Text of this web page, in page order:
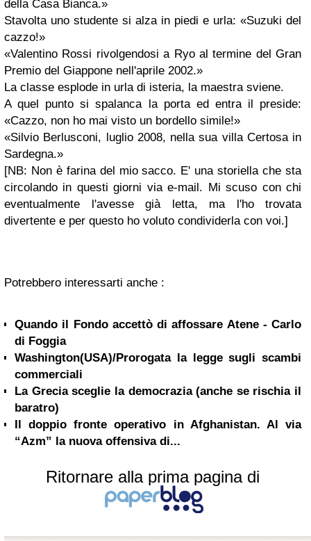
della Casa Bianca.»
Stavolta uno studente si alza in piedi e urla: «Suzuki del
cazzo!»
«Valentino Rossi rivolgendosi a Ryo al termine del Gran
Premio del Giappone nell'aprile 2002.»
La classe esplode in urla di isteria, la maestra sviene.
A quel punto si spalanca la porta ed entra il preside:
«Cazzo, non ho mai visto un bordello simile!»
«Silvio Berlusconi, luglio 2008, nella sua villa Certosa in
Sardegna.»
[NB: Non è farina del mio sacco. E' una storiella che sta
circolando in questi giorni via e-mail. Mi scuso con chi
eventualmente l'avesse già letta, ma l'ho trovata
divertente e per questo ho voluto condividerla con voi.]
Potrebbero interessarti anche :
Quando il Fondo accettò di affossare Atene - Carlo
di Foggia
Washington(USA)/Prorogata la legge sugli scambi
commerciali
La Grecia sceglie la democrazia (anche se rischia il
baratro)
Il doppio fronte operativo in Afghanistan. Al via
“Azm” la nuova offensiva di...
Ritornare alla prima pagina di